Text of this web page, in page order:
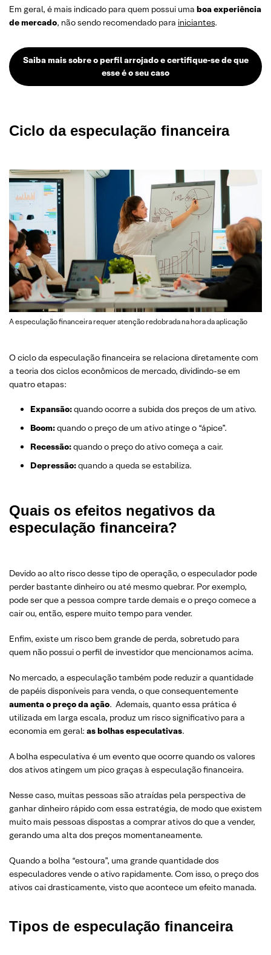
Em geral, é mais indicado para quem possui uma boa experiência
de mercado, não sendo recomendado para iniciantes.
Saiba mais sobre o perfil arrojado e certifique-se de que
esse é o seu caso
Ciclo da especulação financeira
A especulação financeira requer atenção redobrada na hora da aplicação
O ciclo da especulação financeira se relaciona diretamente com
a teoria dos ciclos econômicos de mercado, dividindo-se em
quatro etapas:
Expansão:quando ocorre a subida dos preços de um ativo.
Boom:quando o preço de um ativo atinge o “ápice”.
Recessão:quando o preço do ativo começa a cair.
Depressão:quando a queda se estabiliza.
Quais os efeitos negativos da
especulação financeira?
Devido ao alto risco desse tipo de operação, o especulador pode
perder bastante dinheiro ou até mesmo quebrar. Por exemplo,
pode ser que a pessoa compre tarde demais e o preço comece a
cair ou, então, espere muito tempo para vender.
Enfim, existe um risco bem grande de perda, sobretudo para
quem não possui o perfil de investidor que mencionamos acima.
No mercado, a especulação também pode reduzir a quantidade
de papéis disponíveis para venda, o que consequentemente
aumenta o preço da ação. Ademais, quanto essa prática é
utilizada em larga escala, produz um risco significativo para a
economia em geral: as bolhas especulativas.
A bolha especulativa é um evento que ocorre quando os valores
dos ativos atingem um pico graças à especulação financeira.
Nesse caso, muitas pessoas são atraídas pela perspectiva de
ganhar dinheiro rápido com essa estratégia, de modo que existem
muito mais pessoas dispostas a comprar ativos do que a vender,
gerando uma alta dos preços momentaneamente.
Quando a bolha “estoura”, uma grande quantidade dos
especuladores vende o ativo rapidamente. Com isso, o preço dos
ativos cai drasticamente, visto que acontece um efeito manada.
Tipos de especulação financeira